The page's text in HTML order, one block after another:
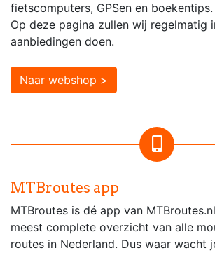
fietscomputers, GPSen en boekentips.
Op deze pagina zullen wij regelmatig
aanbiedingen doen.
Naar webshop >
MTBroutes app
MTBroutes is dé app van
meest complete overzicht van alle
routes in Nederland. Dus waar wacht